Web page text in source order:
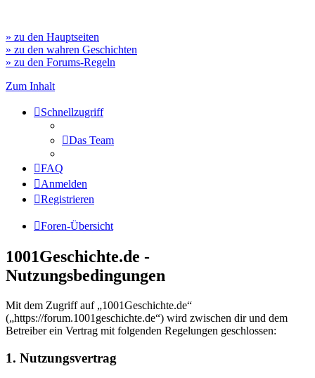
» zu den Hauptseiten
» zu den wahren Geschichten
» zu den Forums-Regeln
Zum Inhalt
Schnellzugriff
Das Team
FAQ
Anmelden
Registrieren
Foren-Übersicht
1001Geschichte.de -
Nutzungsbedingungen
Mit dem Zugriff auf „1001Geschichte.de“
(„https://forum.1001geschichte.de“) wird zwischen dir und dem
Betreiber ein Vertrag mit folgenden Regelungen geschlossen:
1. Nutzungsvertrag